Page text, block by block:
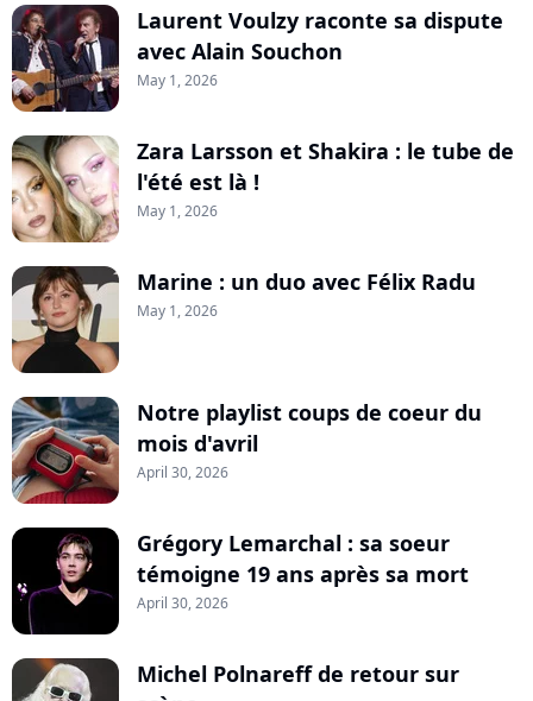
Laurent Voulzy raconte sa dispute
avec Alain Souchon
May 1, 2026
Zara Larsson et Shakira : le tube de
l'été est là !
May 1, 2026
Marine : un duo avec Félix Radu
May 1, 2026
Notre playlist coups de coeur du
mois d'avril
April 30, 2026
Grégory Lemarchal : sa soeur
témoigne 19 ans après sa mort
April 30, 2026
Michel Polnareff de retour sur